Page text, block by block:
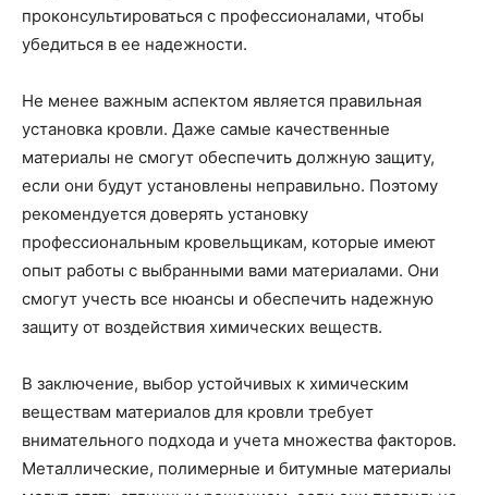
проконсультироваться с профессионалами, чтобы
убедиться в ее надежности.
Не менее важным аспектом является правильная
установка кровли. Даже самые качественные
материалы не смогут обеспечить должную защиту,
если они будут установлены неправильно. Поэтому
рекомендуется доверять установку
профессиональным кровельщикам, которые имеют
опыт работы с выбранными вами материалами. Они
смогут учесть все нюансы и обеспечить надежную
защиту от воздействия химических веществ.
В заключение, выбор устойчивых к химическим
веществам материалов для кровли требует
внимательного подхода и учета множества факторов.
Металлические, полимерные и битумные материалы